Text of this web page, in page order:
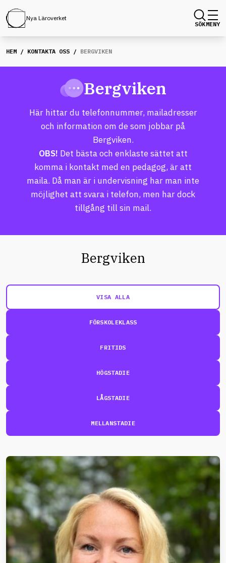
Nya Läroverket
SÖKMENY
HEM / KONTAKTA OSS / BERGVIKEN
Bergviken
Här hittar du telefonnummer, mailadresser
och information om de som jobbar på
Bergviken.
OBS! Det bästa och enklaste sättet att
komma i kontakt med en pedagog, är att
maila. Då man är i undervisning har man inte
möjlighet att svara i telefon, men har dock
tillgång till sin mail.
Bergviken
VISA ALLA
FÖRSKOLEKLASS
FRITIDS
HÖGSTADIE
LÅGSTADIE
MELLANSTADIE